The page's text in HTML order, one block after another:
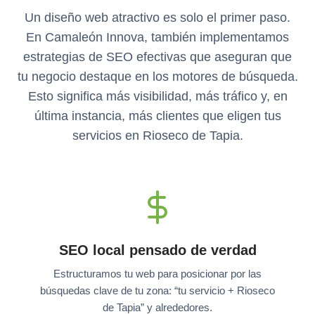
Un diseño web atractivo es solo el primer paso.
En Camaleón Innova, también implementamos
estrategias de SEO efectivas que aseguran que
tu negocio destaque en los motores de búsqueda.
Esto significa más visibilidad, más tráfico y, en
última instancia, más clientes que eligen tus
servicios en Rioseco de Tapia.
SEO local pensado de verdad
Estructuramos tu web para posicionar por las
búsquedas clave de tu zona: “tu servicio + Rioseco
de Tapia” y alrededores.